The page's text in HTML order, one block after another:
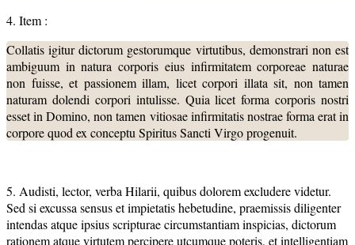
4. Item :
Collatis igitur dictorum gestorumque virtutibus, demonstrari non est
ambiguum in natura corporis eius infirmitatem corporeae naturae
non fuisse, et passionem illam, licet corpori illata sit, non tamen
naturam dolendi corpori intulisse. Quia licet forma corporis nostri
esset in Domino, non tamen vitiosae infirmitatis nostrae forma erat in
corpore quod ex conceptu Spiritus Sancti Virgo progenuit.
5. Audisti, lector, verba Hilarii, quibus dolorem excludere videtur.
Sed si excussa sensus et impietatis hebetudine, praemissis diligenter
intendas atque ipsius scripturae circumstantiam inspicias, dictorum
rationem atque virtutem percipere utcumque poteris, et intelligentiam